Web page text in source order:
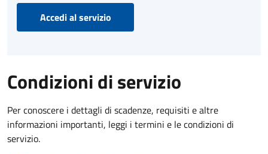
Accedi al servizio
Condizioni di servizio
Per conoscere i dettagli di scadenze, requisiti e altre
informazioni importanti, leggi i termini e le condizioni di
servizio.